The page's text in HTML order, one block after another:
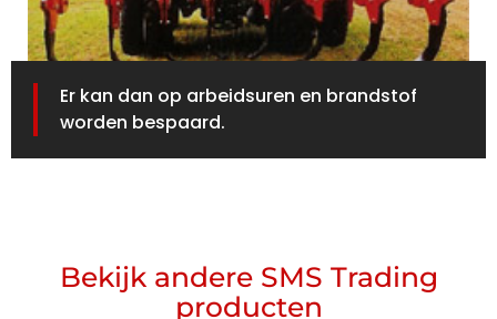
Er kan dan op arbeidsuren en brandstof
worden bespaard.
Bekijk andere SMS Trading
producten